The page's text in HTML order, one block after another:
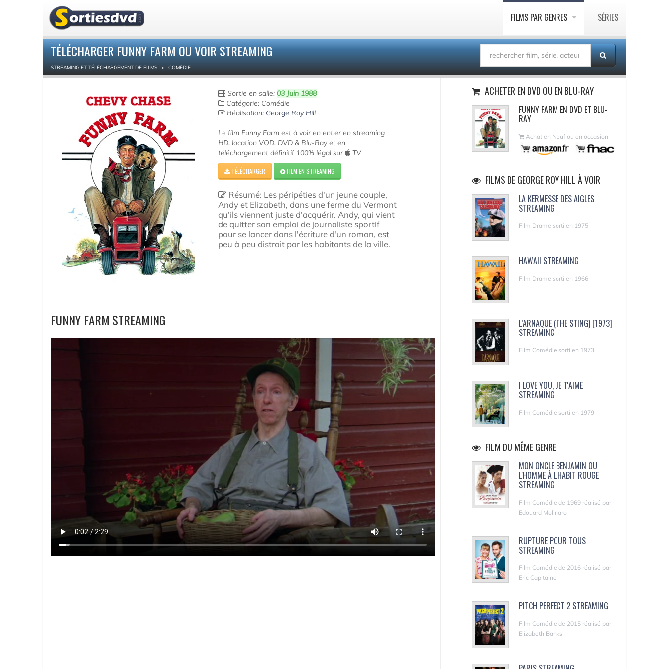
FILMS PAR GENRES SÉRIES
TÉLÉCHARGER FUNNY FARM OU VOIR STREAMING
STREAMING ET TÉLÉCHARGEMENT DE FILMS COMÉDIE
Sortie en salle:03 Juin 1988
Catégorie: Comédie
Réalisation: George Roy Hill
Le film Funny Farm est à voir en entier en streaming
HD, location VOD, DVD & Blu-Ray et en
téléchargement définitif 100% légal sur
TV
TÉLÉCHARGER FILM EN STREAMING
Résumé: Les péripéties d'un jeune couple,
Andy et Elizabeth, dans une ferme du Vermont
qu'ils viennent juste d'acquérir. Andy, qui vient
de quitter son emploi de journaliste sportif
pour se lancer dans l'écriture d'un roman, est
peu à peu distrait par les habitants de la ville.
FUNNY FARM STREAMING
ACHETER EN DVD OU EN BLU-RAY
FUNNY FARM EN DVD ET BLU-
RAY
Achat en Neuf ou en occasion
FILMS DE GEORGE ROY HILL À VOIR
LA KERMESSE DES AIGLES
STREAMING
Film Drame sorti en 1975
HAWAII STREAMING
Film Drame sorti en 1966
L’ARNAQUE (THE STING) [1973]
STREAMING
Film Comédie sorti en 1973
I LOVE YOU, JE T'AIME
STREAMING
Film Comédie sorti en 1979
FILM DU MÊME GENRE
MON ONCLE BENJAMIN OU
L'HOMME À L'HABIT ROUGE
STREAMING
Film Comédie de 1969 réalisé par
Edouard Molinaro
RUPTURE POUR TOUS
STREAMING
Film Comédie de 2016 réalisé par
Eric Capitaine
PITCH PERFECT 2 STREAMING
Film Comédie de 2015 réalisé par
Elizabeth Banks